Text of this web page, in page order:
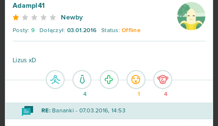
Adampl41
Newby
Posty: 9 Dołączył: 03.01.2016 Status: Offline
Lizus xD
4 1 4
RE:Bananki - 07.03.2016, 14:53